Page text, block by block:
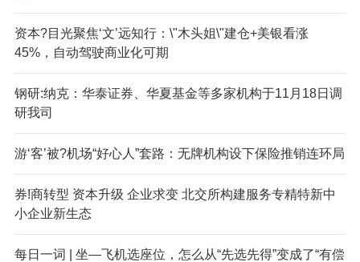
资本?目光聚焦‘文’远知行：\"木头姐\"建仓+美银看涨
45%，自动驾驶商业化可期
钢研:纳克：华泰证券、华夏基金等多家机构于11月18日调
研我司
游‘客’被?机场“好心人”套路：无牌机构设下保险推销连环局
券!商转型 资本升级 企业求变 北交所构建服务专精特新中
小企业新生态
每日一词 | 坐—飞机选座位，怎么从“先选先得”变成了“有偿